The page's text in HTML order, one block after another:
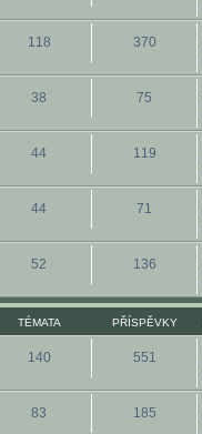
118 370
38 75
44 119
44 71
52 136
TÉMATA PŘÍSPĚVKY
140 551
83 185